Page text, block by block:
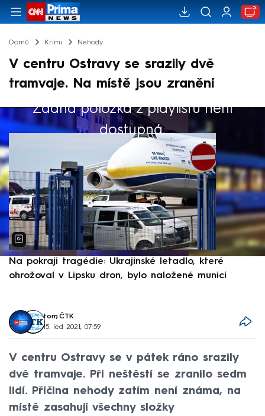
Domů Krimi Nehody
V centru Ostravy se srazily dvě
tramvaje. Na místě jsou zranění
Žádná položka z playlistu není
dostupná.
Výběr redakce
Na pokraji tragédie: Ukrajinské letadlo, které
ohrožoval v Lipsku dron, bylo naložené municí
tom, ČTK
15. led 2021, 07:59
V centru Ostravy se v pátek ráno srazily
dvě tramvaje. Při neštěstí se zranilo sedm
lidí. Příčina nehody zatím není známa, na
místě zasahují všechny složky